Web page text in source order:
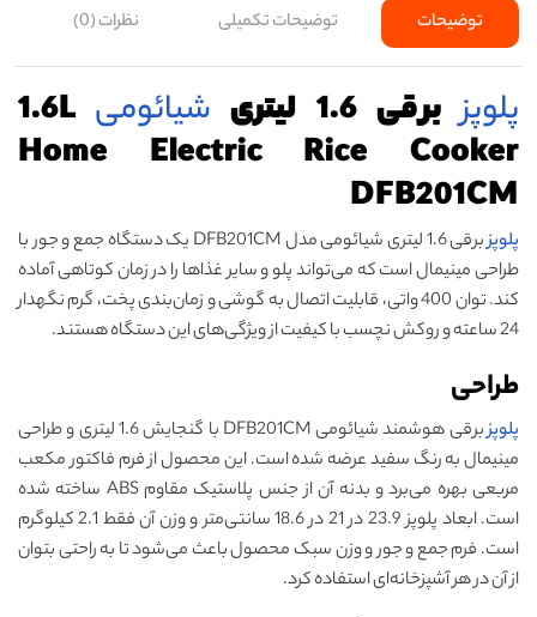
توضیحات توضیحات تکمیلی نظرات (0)
پلوپزبرقی 1.6 لیتری شیائومی 1.6L
Home Electric Rice Cooker
DFB201CM
پلوپز
برقی 1.6 لیتری شیائومی مدل DFB201CM یک دستگاه جمع و جور با
طراحی مینیمال است که می‌تواند پلو و سایر غذاها را در زمان کوتاهی آماده
کند. توان 400 واتی، قابلیت اتصال به گوشی و زمان‌بندی پخت، گرم نگهدار
24 ساعته و روکش نچسب با کیفیت از ویژگی‌های این دستگاه هستند.
طراحی
پلوپز
برقی هوشمند شیائومی DFB201CM با گنجایش 1.6 لیتری و طراحی
مینیمال به رنگ سفید عرضه شده است. این محصول از فرم فاکتور مکعب
مربعی بهره می‌برد و بدنه آن از جنس پلاستیک مقاوم ABS ساخته شده
است. ابعاد پلوپز 23.9 در 21 در 18.6 سانتی‌متر و وزن آن فقط 2.1 کیلوگرم
است. فرم جمع و جور و وزن سبک محصول باعث می‌شود تا به راحتی بتوان
از آن در هر آشپزخانه‌ای استفاده کرد.